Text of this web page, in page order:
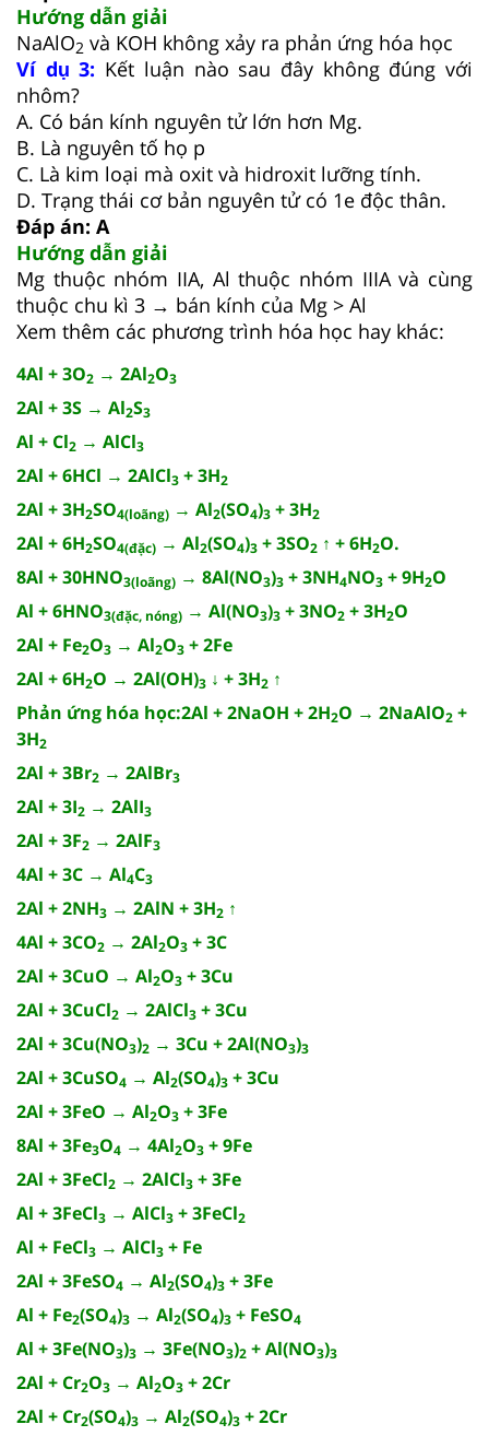
Hướng dẫn giải
NaAlO2 và KOH không xảy ra phản ứng hóa học
Ví dụ 3: Kết luận nào sau đây không đúng với
nhôm?
A. Có bán kính nguyên tử lớn hơn Mg.
B. Là nguyên tố họ p
C. Là kim loại mà oxit và hidroxit lưỡng tính.
D. Trạng thái cơ bản nguyên tử có 1e độc thân.
Đáp án: A
Hướng dẫn giải
Mg thuộc nhóm IIA, Al thuộc nhóm IIIA và cùng
thuộc chu kì 3 → bán kính của Mg > Al
Xem thêm các phương trình hóa học hay khác:
4Al + 3O2 → 2Al2O3
2Al + 3S → Al2S3
Al + Cl2 → AlCl3
2Al + 6HCl → 2AlCl3 + 3H2
2Al + 3H2SO4(loãng) → Al2(SO4)3 + 3H2
2Al + 6H2SO4(đặc) → Al2(SO4)3 + 3SO2 ↑ + 6H2O.
8Al + 30HNO3(loãng) → 8Al(NO3)3 + 3NH4NO3 + 9H2O
Al + 6HNO3(đặc, nóng) → Al(NO3)3 + 3NO2 + 3H2O
2Al + Fe2O3 → Al2O3 + 2Fe
2Al + 6H2O → 2Al(OH)3 ↓ + 3H2 ↑
Phản ứng hóa học:2Al + 2NaOH + 2H2O → 2NaAlO2 +
3H2
2Al + 3Br2 → 2AlBr3
2Al + 3I2 → 2AlI3
2Al + 3F2 → 2AlF3
4Al + 3C → Al4C3
2Al + 2NH3 → 2AlN + 3H2 ↑
4Al + 3CO2 → 2Al2O3 + 3C
2Al + 3CuO → Al2O3 + 3Cu
2Al + 3CuCl2 → 2AlCl3 + 3Cu
2Al + 3Cu(NO3)2 → 3Cu + 2Al(NO3)3
2Al + 3CuSO4 → Al2(SO4)3 + 3Cu
2Al + 3FeO → Al2O3 + 3Fe
8Al + 3Fe3O4 → 4Al2O3 + 9Fe
2Al + 3FeCl2 → 2AlCl3 + 3Fe
Al + 3FeCl3 → AlCl3 + 3FeCl2
Al + FeCl3 → AlCl3 + Fe
2Al + 3FeSO4 → Al2(SO4)3 + 3Fe
Al + Fe2(SO4)3 → Al2(SO4)3 + FeSO4
Al + 3Fe(NO3)3 → 3Fe(NO3)2 + Al(NO3)3
2Al + Cr2O3 → Al2O3 + 2Cr
2Al + Cr2(SO4)3 → Al2(SO4)3 + 2Cr